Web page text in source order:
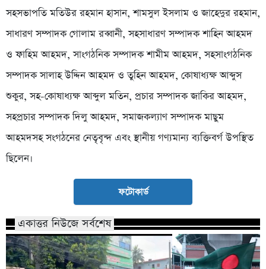
সহসভাপতি মতিউর রহমান হাসান, শামসুল ইসলাম ও জাহেদুর রহমান,
সাধারণ সম্পাদক গোলাম রব্বানী, সহসাধারণ সম্পাদক শাহিন আহমদ
ও ফাহিম আহমদ, সাংগঠনিক সম্পাদক শামীম আহমদ, সহসাংগঠনিক
সম্পাদক সালাহ উদ্দিন আহমদ ও তুহিন আহমদ, কোষাধ্যক্ষ আব্দুস
শুকুর, সহ-কোষাধ্যক্ষ আব্দুল মতিন, প্রচার সম্পাদক জাকির আহমদ,
সহপ্রচার সম্পাদক দিলু আহমদ, সমাজকল্যাণ সম্পাদক মাছুম
আহমদসহ সংগঠনের নেতৃবৃন্দ এবং স্থানীয় গণ্যমান্য ব্যক্তিবর্গ উপস্থিত
ছিলেন।
ফটোকার্ড
একাত্তর নিউজে সর্বশেষ